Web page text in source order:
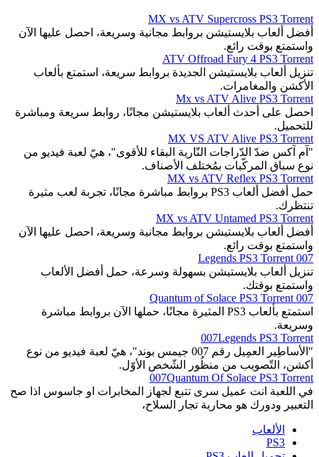
MX vs ATV Supercross PS3 Torrent
أفضل ألعاب بلايستيشن بروابط مجانية وسريعة، احصل عليها الآن
واستمتع بوقت رائع.
ATV Offroad Fury 4 PS3 Torrent
تنزيل ألعاب بلايستيشن الجديدة بروابط سريعة، استمتع بألعاب
الأكشن والمغامرات.
Mx vs ATV Alive PS3 Torrent
احصل على أحدث ألعاب بلايستيشن مجانًا، روابط سريعة ومباشرة
للتحميل.
MX VS ATV Alive PS3 Torrent
"آم آكس ضدّ الدّراجات النّارية البقاء للأقوى"، هيّ لعبة فيديو من
نوع سباق المركّبات بمُختلف الأصناف.
MX vs ATV Reflex PS3 Torrent
حمل أفضل ألعاب PS3 بروابط مباشرة مجانًا، تجربة لعب مثيرة
تنتظرك.
MX vs ATV Untamed PS3 Torrent
أفضل ألعاب بلايستيشن بروابط مجانية وسريعة، احصل عليها الآن
واستمتع بوقت رائع.
007 Legends PS3 Torrent
تنزيل ألعاب بلايستيشن بسهولة وسرعة، حمل أفضل الألعاب
واستمتع بوقتك.
007 Quantum of Solace PS3 Torrent
استمتع بألعاب PS3 المثيرة مجانًا، حملها الآن بروابط مباشرة
وسريعة.
007Legends PS3 Torrent
"الأساطِير العمِيل رقم 007 جيمس بوند"، هيّ لعبة فيديو من نوع
أكشن، التّصويب من منظُور الشّخص الأوّل.
007Quantum Of Solace PS3 Torrent
في اللعبة انت عميل سرى تتبع لجهاز المخابرات او جاسوس اذا صح
التعبير ودورك هو محاربة تجار السلاح،
الألعاب
PS3